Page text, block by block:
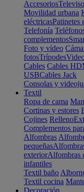
Accesorios
Movilidad urbana
eléctricasPatinetes
Telefonía
complementos
Foto y vídeo
fotosTrípodes
Cables Cables
USBCables Jack
Consolas y
Textil
Ropa de cama
Cortinas y estores
Cojines Relleno
Complementos
Alfombras
pequeñas
exteriorAlfombras
infantiles
Textil baño
Textil cocina
Decoración